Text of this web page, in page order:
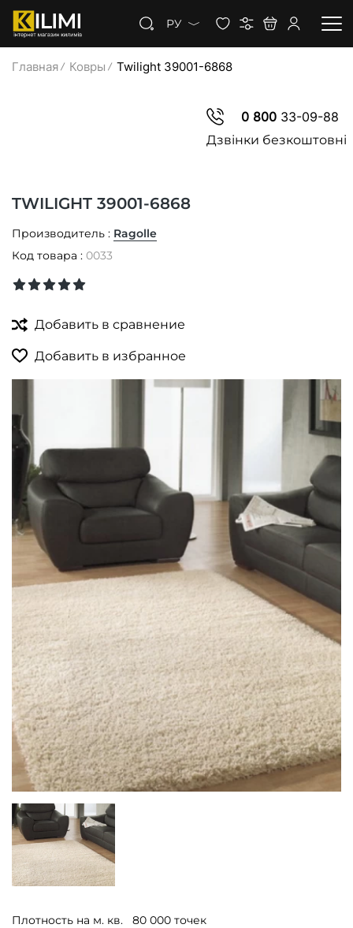
РУ
Главная Ковры Twilight 39001-6868
0 80033-09-88
Дзвінки безкоштовні
TWILIGHT 39001-6868
Производитель : Ragolle
Код товара : 0033
Добавить в сравнение
Добавить в избранное
Плотность на м. кв.
80 000 точек